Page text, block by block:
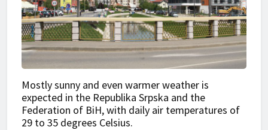
Mostly sunny and even warmer weather is
expected in the Republika Srpska and the
Federation of BiH, with daily air temperatures of
29 to 35 degrees Celsius.